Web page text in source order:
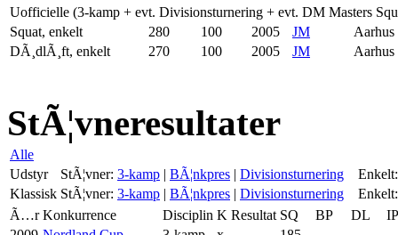
Uofficielle (3-kamp + evt. Divisionsturnering + evt. DM Masters
Squat, enkelt
280 100 2005 JM
Aarhus
DÃ¸dlÃ¸ft, enkelt
270 100 2005 JM Aarhus
StÃ¦vneresultater
Alle
Udstyr
StÃ¦vner: 3-kamp | BÃ¦nkpres | Divisionsturnering
Enkelt:
Klassisk StÃ¦vner: 3-kamp | BÃ¦nkpres | Divisionsturnering
Enkelt:
Ã…r Konkurrence Disciplin K Resultat SQ BP DL